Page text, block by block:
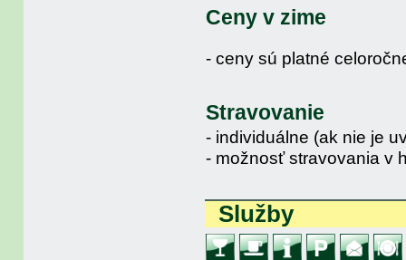
Ceny v zime
- ceny sú platné
Stravovanie
- individuálne (ak nie je
- možnosť stravovania v
Služby